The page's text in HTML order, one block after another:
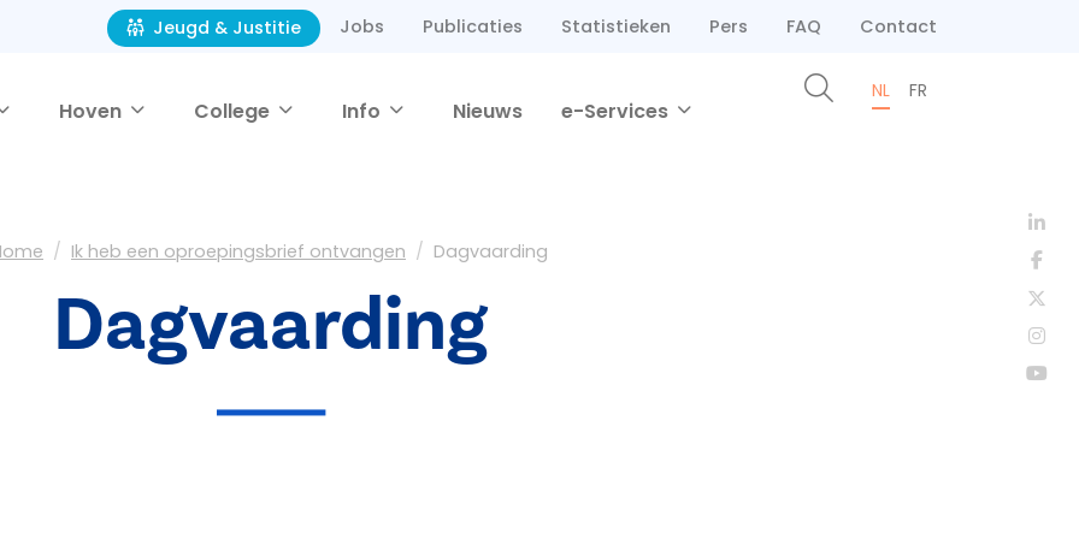
Jeugd & Justitie Jobs Publicaties Statistieken Pers FAQ Contact
Hoven College Info Nieuws e-Services
NL FR
Ik heb een oproepingsbrief ontvangen Dagvaarding
Dagvaarding